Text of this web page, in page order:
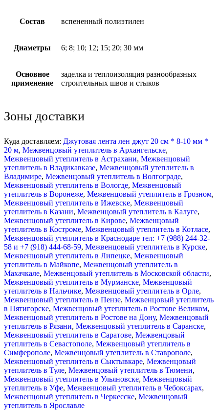
Состав вспененный полиэтилен
Диаметры 6; 8; 10; 12; 15; 20; 30 мм
Основное
применение
заделка и теплоизоляция разнообразных
строительных швов и стыков
Зоны доставки
Куда доставляем: Джутовая лента лен джут 20 см * 8-10 мм *
20 м, Межвенцовый утеплитель в Архангельске,
Межвенцовый утеплитель в Астрахани, Межвенцовый
утеплитель в Владикавказе, Межвенцовый утеплитель в
Владимире, Межвенцовый утеплитель в Волгограде,
Межвенцовый утеплитель в Вологде, Межвенцовый
утеплитель в Воронеже, Межвенцовый утеплитель в Грозном,
Межвенцовый утеплитель в Ижевске, Межвенцовый
утеплитель в Казани, Межвенцовый утеплитель в Калуге,
Межвенцовый утеплитель в Кирове, Межвенцовый
утеплитель в Костроме, Межвенцовый утеплитель в Котласе,
Межвенцовый утеплитель в Краснодаре тел: +7 (988) 244-32-
58 и +7 (918) 444-68-59, Межвенцовый утеплитель в Курске,
Межвенцовый утеплитель в Липецке, Межвенцовый
утеплитель в Майкопе, Межвенцовый утеплитель в
Махачкале, Межвенцовый утеплитель в Московской области,
Межвенцовый утеплитель в Мурманске, Межвенцовый
утеплитель в Нальчике, Межвенцовый утеплитель в Орле,
Межвенцовый утеплитель в Пензе, Межвенцовый утеплитель
в Пятигорске, Межвенцовый утеплитель в Ростове Великом,
Межвенцовый утеплитель в Ростове на Дону, Межвенцовый
утеплитель в Рязани, Межвенцовый утеплитель в Саранске,
Межвенцовый утеплитель в Саратове, Межвенцовый
утеплитель в Севастополе, Межвенцовый утеплитель в
Симферополе, Межвенцовый утеплитель в Ставрополе,
Межвенцовый утеплитель в Сыктывкаре, Межвенцовый
утеплитель в Туле, Межвенцовый утеплитель в Тюмени,
Межвенцовый утеплитель в Ульяновске, Межвенцовый
утеплитель в Уфе, Межвенцовый утеплитель в Чебоксарах,
Межвенцовый утеплитель в Черкесске, Межвенцовый
утеплитель в Ярославле